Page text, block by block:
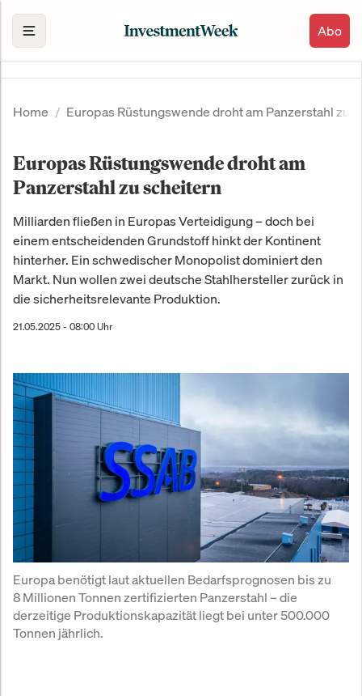
Abo
Home Europas Rüstungswende droht am Panzerstahl zu
Europas Rüstungswende droht am
Panzerstahl zu scheitern
Milliarden fließen in Europas Verteidigung – doch bei
einem entscheidenden Grundstoff hinkt der Kontinent
hinterher. Ein schwedischer Monopolist dominiert den
Markt. Nun wollen zwei deutsche Stahlhersteller zurück in
die sicherheitsrelevante Produktion.
21.05.2025 - 08:00 Uhr
Europa benötigt laut aktuellen Bedarfsprognosen bis zu
8 Millionen Tonnen zertifizierten Panzerstahl – die
derzeitige Produktionskapazität liegt bei unter 500.000
Tonnen jährlich.